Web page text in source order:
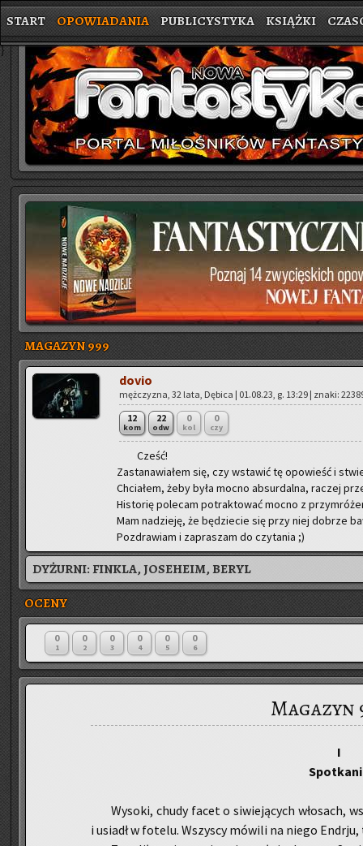
START OPOWIADANIA PUBLICYSTYKA KSIĄŻKI
}
MAGAZYN 999
dovio
męż­czy­zna, 32 lata, Dę­bi­ca | 01.08.23, g. 13:29 | znaki:
12
kom
22
odw
0
kol
0
czy
Cześć!
Za­sta­na­wia­łem się, czy wsta­wić tę opo­wieść i
Chcia­łem, żeby była mocno ab­sur­dal­na, ra­czej
Hi­sto­rię po­le­cam po­trak­to­wać mocno z
Mam na­dzie­ję, że bę­dzie­cie się przy niej do­brze
Po­zdra­wiam i za­pra­szam do czy­ta­nia ;)
DYŻURNI:FINKLA, JOSEHEIM, BERYL
OCENY
0
1
0
2
0
3
0
4
0
5
0
6
Magazyn
I
Wy­so­ki, chudy facet o si­wie­ją­cych wło­sach,
i usiadł w fo­te­lu. Wszy­scy mó­wi­li na niego